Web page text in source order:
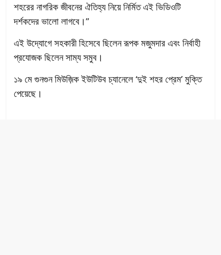
শহরের নাগরিক জীবনের ঐতিহ্য নিয়ে নির্মিত এই ভিডিওটি
দর্শকদের ভালো লাগবে।”
এই উদ্যোগে সহকারী হিসেবে ছিলেন রূপক মজুমদার এবং নির্বাহী
প্রযোজক ছিলেন সাম্য সমুব।
১৯ মে গুনগুন মিউজ়িক ইউটিউব চ্যানেলে ‘দুই শহর প্রেম’ মুক্তি
পেয়েছে।